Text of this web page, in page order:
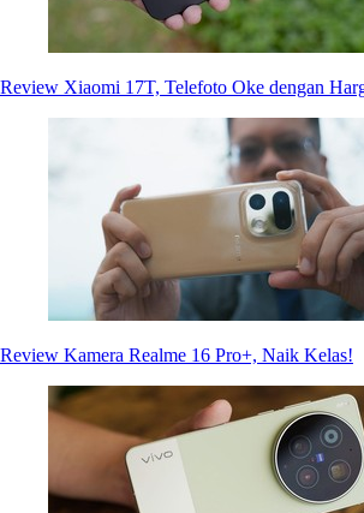
Review Xiaomi 17T, Telefoto Oke dengan
Review Kamera Realme 16 Pro+, Naik Kelas!